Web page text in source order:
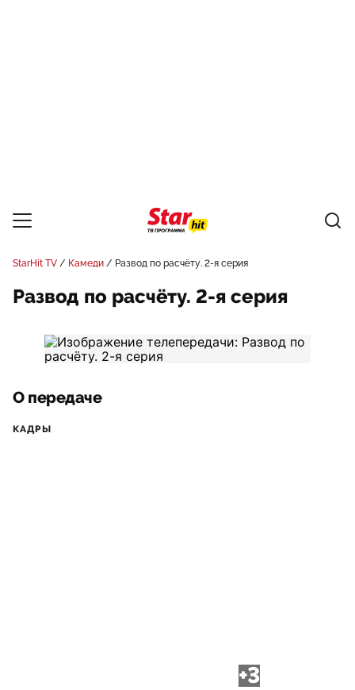
StarHit TV Камеди Развод по расчёту. 2-я серия
Развод по расчёту. 2-я серия
О передаче
КАДРЫ
+3